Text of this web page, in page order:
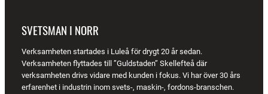
SVETSMAN I NORR
Verksamheten startades i Luleå för drygt 20 år sedan.
Verksamheten flyttades till ”Guldstaden” Skellefteå där
verksamheten drivs vidare med kunden i fokus. Vi har över 30 års
erfarenhet i industrin inom svets-, maskin-, fordons-branschen.